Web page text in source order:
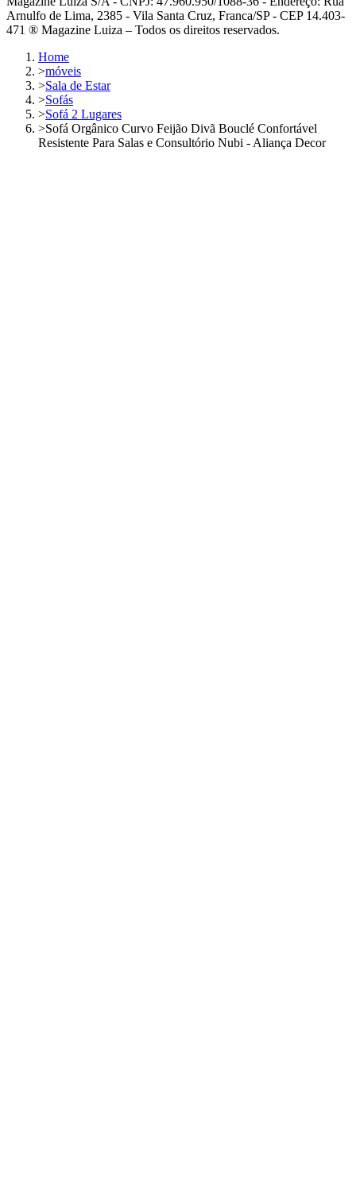
Arnulfo de Lima, 2385 - Vila Santa Cruz, Franca/SP - CEP 14.403-
471 ® Magazine Luiza – Todos os direitos reservados.
Home
>móveis
>Sala de Estar
>Sofás
>Sofá 2 Lugares
>Sofá Orgânico Curvo Feijão Divã Bouclé Confortável
Resistente Para Salas e Consultório Nubi - Aliança Decor